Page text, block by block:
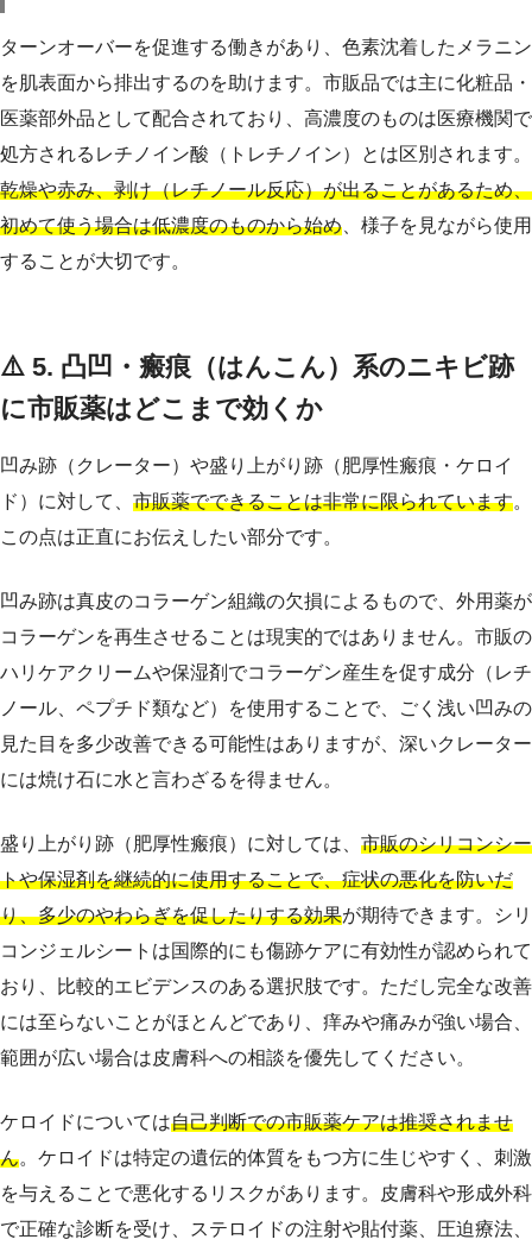
ターンオーバーを促進する働きがあり、色素沈着したメラニン
を肌表面から排出するのを助けます。市販品では主に化粧品・
医薬部外品として配合されており、高濃度のものは医療機関で
処方されるレチノイン酸（トレチノイン）とは区別されます。
乾燥や赤み、剥け（レチノール反応）が出ることがあるため、
初めて使う場合は低濃度のものから始め 、様子を見ながら使用
することが大切です。
⚠️ 5. 凸凹・瘢痕（はんこん）系のニキビ跡
に市販薬はどこまで効くか
凹み跡（クレーター）や盛り上がり跡（肥厚性瘢痕・ケロイ
ド）に対して、 市販薬でできることは非常に限られています。
この点は正直にお伝えしたい部分です。
凹み跡は真皮のコラーゲン組織の欠損によるもので、外用薬が
コラーゲンを再生させることは現実的ではありません。市販の
ハリケアクリームや保湿剤でコラーゲン産生を促す成分（レチ
ノール、ペプチド類など）を使用することで、ごく浅い凹みの
見た目を多少改善できる可能性はありますが、深いクレーター
には焼け石に水と言わざるを得ません。
盛り上がり跡（肥厚性瘢痕）に対しては、 市販のシリコンシー
トや保湿剤を継続的に使用することで、症状の悪化を防いだ
り、多少のやわらぎを促したりする効果が期待できます。シリ
コンジェルシートは国際的にも傷跡ケアに有効性が認められて
おり、比較的エビデンスのある選択肢です。ただし完全な改善
には至らないことがほとんどであり、痒みや痛みが強い場合、
範囲が広い場合は皮膚科への相談を優先してください。
ケロイドについては自己判断での市販薬ケアは推奨されませ
ん。ケロイドは特定の遺伝的体質をもつ方に生じやすく、刺激
を与えることで悪化するリスクがあります。皮膚科や形成外科
で正確な診断を受け、ステロイドの注射や貼付薬、圧迫療法、